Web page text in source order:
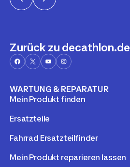
Zurück zu decathlon.de
WARTUNG & REPARATUR
Mein Produkt finden
Ersatzteile
Fahrrad Ersatzteilfinder
Mein Produkt reparieren lassen